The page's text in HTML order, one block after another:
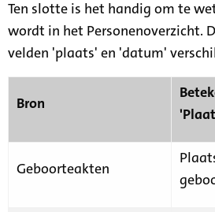
Ten slotte is het handig om te
wordt in het Personenoverzicht.
velden 'plaats' en 'datum'
Bron
Geboorteakten